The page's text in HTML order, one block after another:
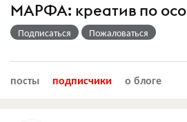
МАРФА: креатив по
Подписаться Пожаловаться
посты подписчики о блоге